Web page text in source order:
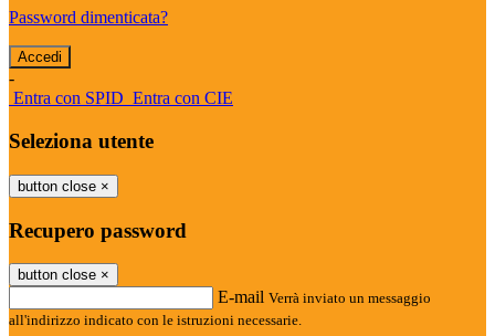
Password dimenticata?
-
Entra con SPID Entra con CIE
Seleziona utente
button close ×
Recupero password
button close ×
E-mail Verrà inviato un messaggio
all'indirizzo indicato con le istruzioni necessarie.